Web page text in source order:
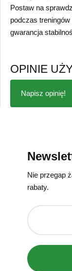
Postaw na
podczas
gwarancja
OPINIE
Napisz opinię!
Nie przegap
rabaty.